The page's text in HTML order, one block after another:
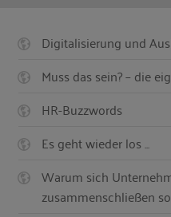
Digitalisierung und
Muss das sein? – die
HR-Buzzwords
Es geht wieder los ...
Warum sich
zusammenschließen